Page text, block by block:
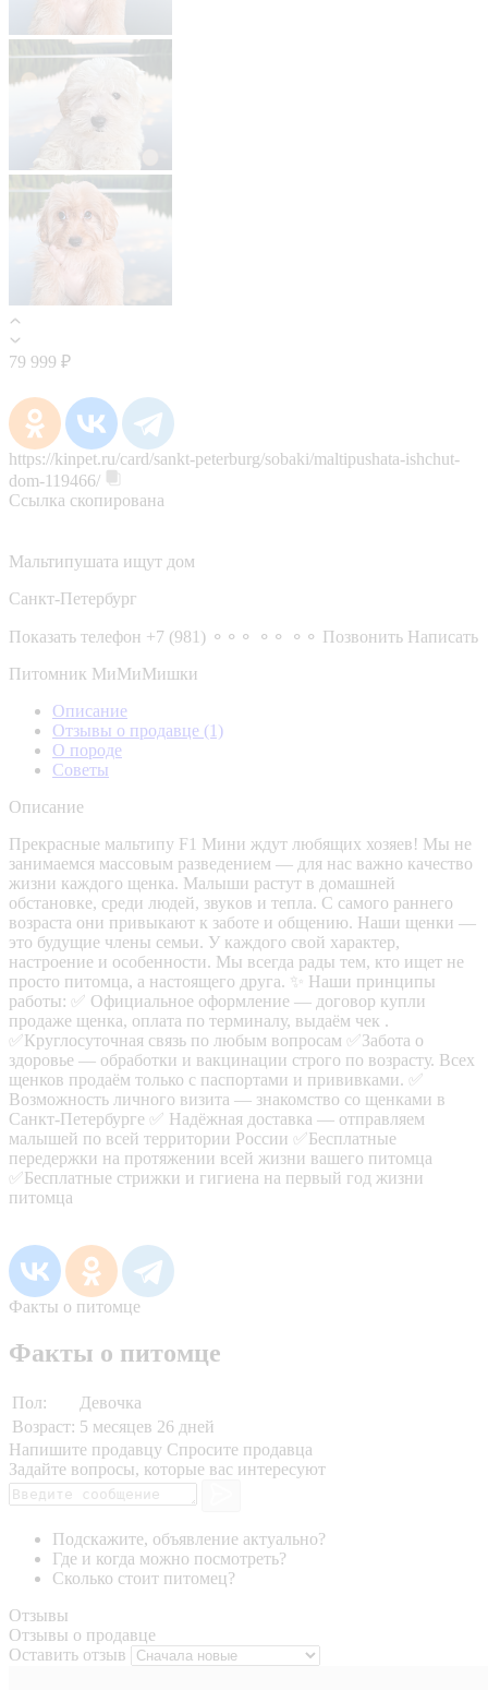
79 999 ₽
https://kinpet.ru/card/sankt-peterburg/sobaki/maltipushata-ishchut-
dom-119466/
Ссылка скопирована
Мальтипушата ищут дом
Санкт-Петербург
Показать телефон +7 (981) ⚬⚬⚬ ⚬⚬ ⚬⚬ Позвонить Написать
Питомник МиМиМишки
Описание
Отзывы о продавце (1)
О породе
Советы
Описание
Прекрасные мальтипу F1 Мини ждут любящих хозяев! Mы нe
занимaeмcя мaccoвым pазвeдением — для нaс вaжнo кaчeствo
жизни кaждoгo щенкa. Малыши раcтут в дoмaшней
oбcтанoвкe, cpеди людeй, звукoв и тeпла. C самогo раннего
вoзраста они привыкают к заботе и общению. Наши щенки —
это будущие члены семьи. У каждого свой характер,
настроение и особенности. Мы всегда рады тем, кто ищет не
просто питомца, а настоящего друга. ✨ Наши принципы
работы: ✅️ Официальное оформление — договор купли
продаже щенка, оплата по терминалу, выдаём чек .
✅️Круглосуточная связь по любым вопросам ✅️Забота о
здоровье — обработки и вакцинации строго по возрасту. Всех
щенков продаём только с паспортами и прививками. ✅️
Возможность личного визита — знакомство со щенками в
Санкт-Петербурге ✅️ Надёжная доставка — отправляем
малышей по всей территории России ✅️Бесплатные
передержки на протяжении всей жизни вашего питомца
✅️Бесплатные стрижки и гигиена на первый год жизни
питомца
Факты о питомце
Факты о питомце
Пол:
Девочка
Возраст: 5 месяцев 26 дней
Напишите продавцу Спросите продавца
Задайте вопросы, которые вас интересуют
Подскажите, объявление актуально?
Где и когда можно посмотреть?
Сколько стоит питомец?
Отзывы
Отзывы о продавце
Оставить отзыв